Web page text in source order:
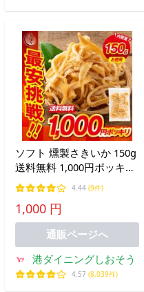
ソフト 燻製さきいか 150g
送料無料 1,000円ポッキリ
ポイント消化 珍味 燻製 燻
さきいか さきいか さきイ
カ イカ おつまみ グルメ
お中元 御中元 爆買
4.44 (9件)
1,000 円
通販ページへ
港ダイニングしおそう
4.57 (8,039件)